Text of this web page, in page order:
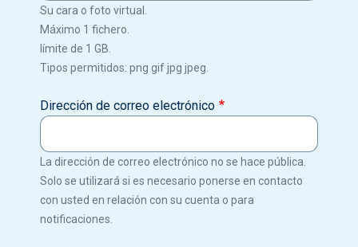
Su cara o foto virtual.
Máximo 1 fichero.
límite de 1 GB.
Tipos permitidos: png gif jpg jpeg.
Dirección de correo electrónico
La dirección de correo electrónico no se hace pública.
Solo se utilizará si es necesario ponerse en contacto
con usted en relación con su cuenta o para
notificaciones.